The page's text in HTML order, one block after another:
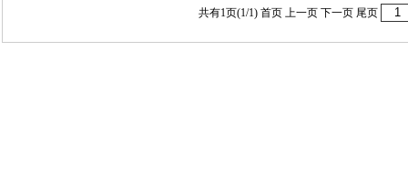
共有1页(1/1) 首页 上一页 下一页 尾页